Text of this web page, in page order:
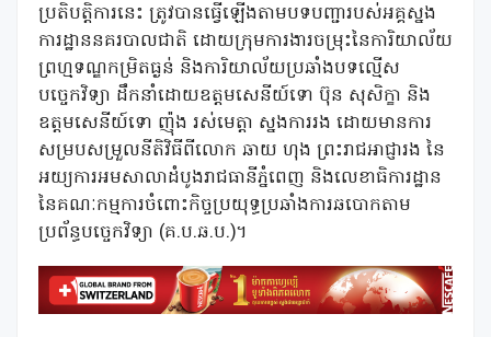
ប្រតិបត្តិការនេះ ត្រូវបានធ្វើឡើងតាមបទបញ្ជារបស់អគ្គស្នង
ការដ្ឋាននគរបាលជាតិ ដោយក្រុមការងារចម្រុះនៃការិយាល័យ
ព្រហ្មទណ្ឌកម្រិតធ្ងន់ និងការិយាល័យប្រឆាំងបទល្មើស
បច្ចេកវិទ្យា ដឹកនាំដោយឧត្តមសេនីយ៍ទោ ប៊ុន សុសិក្ខា និង
ឧត្តមសេនីយ៍ទោ ញ៉ុង រស់មេត្តា ស្នងការរង ដោយមានការ
សម្របសម្រួលនីតិវិធីពីលោក ឆាយ ហុង ព្រះរាជអាជ្ញារង នៃ
អយ្យការអមសាលាដំបូងរាជធានីភ្នំពេញ និងលេខាធិការដ្ឋាន
នៃគណៈកម្មការចំពោះកិច្ចប្រយុទ្ធប្រឆាំងការឆបោកតាម
ប្រព័ន្ធបច្ចេកវិទ្យា (គ.ប.ឆ.ប.)។